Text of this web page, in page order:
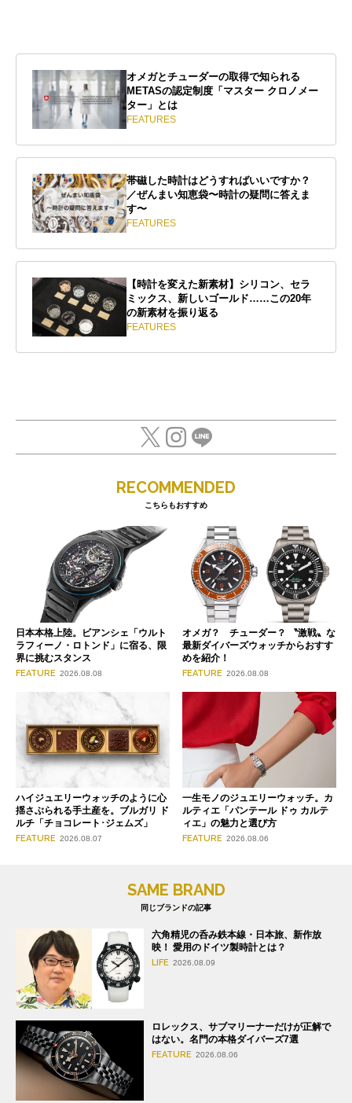
オメガとチューダーの取得で知られる
METASの認定制度「マスター クロノメー
ター」とは
FEATURES
帯磁した時計はどうすればいいですか？
／ぜんまい知恵袋〜時計の疑問に答えま
す〜
FEATURES
【時計を変えた新素材】シリコン、セラ
ミックス、新しいゴールド……この20年
の新素材を振り返る
FEATURES
RECOMMENDED
こちらもおすすめ
日本本格上陸。ビアンシェ「ウルト
ラフィーノ・ロトンド」に宿る、限
界に挑むスタンス
FEATURE 2026.08.08
オメガ？ チューダー？ 〝激戦〟な
最新ダイバーズウォッチからおすす
めを紹介！
FEATURE 2026.08.08
ハイジュエリーウォッチのように心
揺さぶられる手土産を。ブルガリ ド
ルチ「チョコレート･ジェムズ」
FEATURE 2026.08.07
一生モノのジュエリーウォッチ。カ
ルティエ「パンテール ドゥ カルテ
ィエ」の魅力と選び方
FEATURE 2026.08.06
SAME BRAND
同じブランドの記事
六角精児の呑み鉄本線・日本旅、新作放
映！ 愛用のドイツ製時計とは？
LIFE 2026.08.09
ロレックス、サブマリーナーだけが正解で
はない。名門の本格ダイバーズ7選
FEATURE 2026.08.06